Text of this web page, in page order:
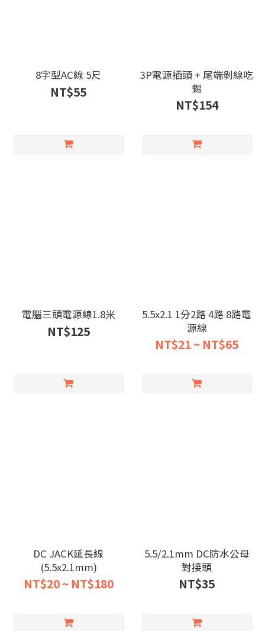
8字型AC線 5尺
NT$55
3P電源插頭 + 尾端剝線吃
錫
NT$154
電腦三頭電源線1.8米
NT$125
5.5x2.1 1分2路 4路 8路電
源線
NT$21 ~ NT$65
DC JACK延長線
(5.5x2.1mm)
NT$20 ~ NT$180
5.5/2.1mm DC防水公母
對接頭
NT$35